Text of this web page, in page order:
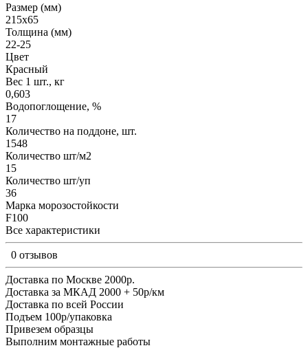
Размер (мм)
215х65
Толщина (мм)
22-25
Цвет
Красный
Вес 1 шт., кг
0,603
Водопоглощение, %
17
Количество на поддоне, шт.
1548
Количество шт/м2
15
Количество шт/уп
36
Марка морозостойкости
F100
Все характеристики
0 отзывов
Доставка по Москве 2000р.
Доставка за МКАД 2000 + 50р/км
Доставка по всей России
Подъем 100р/упаковка
Привезем образцы
Выполним монтажные работы